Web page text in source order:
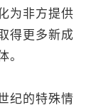
为非方提供
得更多新成
。
纪的特殊情